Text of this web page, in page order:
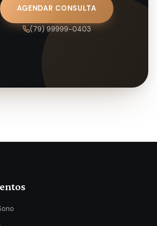
AGENDAR CONSULTA
(79) 99999-0403